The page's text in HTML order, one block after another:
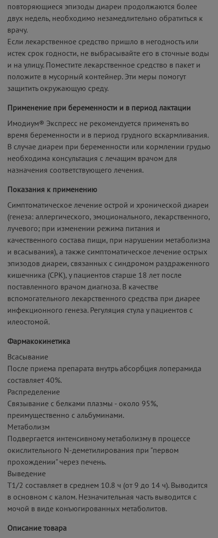
повторяющиеся эпизоды диареи продолжаются более
двух недель, необходимо незамедлительно обратиться к
врачу.
Если лекарственное средство пришло в негодность или
истек срок годности, не выбрасывайте его в сточные воды
и на улицу. Поместите лекарственное средство в пакет и
положите в мусорный контейнер. Эти меры помогут
защитить окружающую среду.
Применение при беременности и в период лактации
Имодиум® Экспресс не рекомендуется применять во
время беременности и в период грудного вскармливания.
В случае диареи при беременности или кормлении грудью
необходима консультация с лечащим врачом для
назначения соответствующего лечения.
Показания к применению
Симптоматическое лечение острой и хронической диареи
(генеза: аллергического, эмоционального, лекарственного,
лучевого; при изменении режима питания и
качественного состава пищи, при нарушении метаболизма
и всасывания), а также симптоматическое лечение острых
эпизодов диареи, связанных с синдромом раздраженного
кишечника (СРК), у пациентов старше 18 лет после
поставленного врачом диагноза. В качестве
вспомогательного лекарственного средства при диарее
инфекционного генеза. Регуляция стула у пациентов с
илеостомой.
Фармакокинетика
Всасывание
После приема препарата внутрь абсорбция лоперамида
составляет 40%.
Распределение
Связывание с белками плазмы - около 95%,
преимущественно с альбуминами.
Метаболизм
Подвергается интенсивному метаболизму в процессе
окислительного N-деметилирования при "первом
прохождении" через печень.
Выведение
T1/2 составляет в среднем 10.8 ч (от 9 до 14 ч). Выводится
в основном с калом. Незначительная часть выводится с
мочой в виде конъюгированных метаболитов.
Описание товара